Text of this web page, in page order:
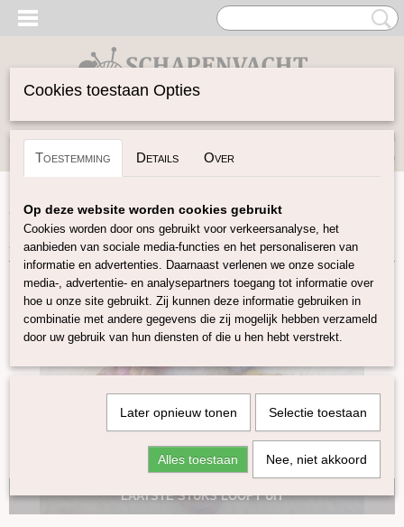
Inloggen Registreren
(0)
Home>Vilten>Kleuren-sets>Bamboo Merino Mix
Complete serie Bamboo Merino Mix LAATSTE STUKS
LOOPT UIT
LAATSTE STUKS LOOPT UIT
Cookies toestaan Opties
Toestemming Details Over
Op deze website worden cookies gebruikt
Cookies worden door ons gebruikt voor verkeersanalyse, het
aanbieden van sociale media-functies en het personaliseren van
informatie en advertenties. Daarnaast verlenen we onze sociale
media-, advertentie- en analysepartners toegang tot informatie over
hoe u onze site gebruikt. Zij kunnen deze informatie gebruiken in
combinatie met andere gegevens die zij mogelijk hebben verzameld
door uw gebruik van hun diensten of die u hen hebt verstrekt.
Later opnieuw tonen Selectie toestaan
Alles toestaan Nee, niet akkoord